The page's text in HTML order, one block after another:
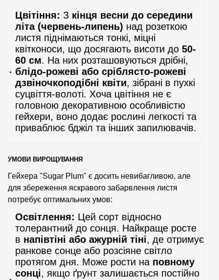
Цвітіння: З кінця весни до середини
літа (червень-липень) над розеткою
листя піднімаються тонкі, міцні
квітконоси, що досягають висоти до 50-
60 см. На них розташовуються дрібні,
блідо-рожеві або сріблясто-рожеві
дзвіночкоподібні квіти, зібрані в пухкі
суцвіття-волоті. Хоча цвітіння не є
головною декоративною особливістю
гейхери, воно додає рослині легкості та
приваблює бджіл та інших запилювачів.
УМОВИ ВИРОЩУВАННЯ
Гейхера "Sugar Plum" є досить невибагливою, але
для збереження яскравого забарвлення листя
потребує оптимальних умов:
Освітлення: Цей сорт відносно
толерантний до сонця. Найкраще росте
в напівтіні або ажурній тіні, де отримує
ранкове сонце або розсіяне світло
протягом дня. Може рости на повному
сонці, якщо ґрунт залишається постійно